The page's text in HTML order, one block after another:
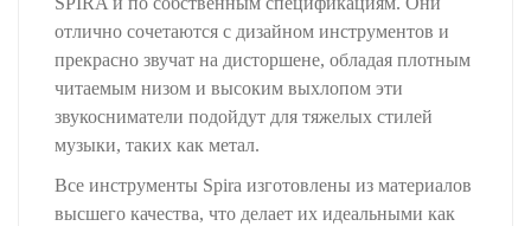
отлично сочетаются с дизайном инструментов и
прекрасно звучат на дисторшене, обладая плотным
читаемым низом и высоким выхлопом эти
звукосниматели подойдут для тяжелых стилей
музыки, таких как метал.
Все инструменты Spira изготовлены ​​из материалов
высшего качества, что делает их идеальными как